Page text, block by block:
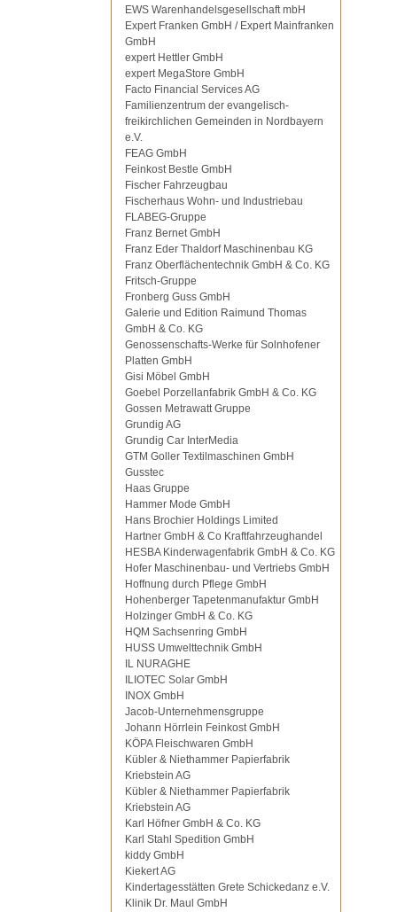
EWS Warenhandelsgesellschaft mbH
Expert Franken GmbH / Expert Mainfranken
GmbH
expert Hettler GmbH
expert MegaStore GmbH
Facto Financial Services AG
Familienzentrum der evangelisch-
freikirchlichen Gemeinden in Nordbayern
e.V.
FEAG GmbH
Feinkost Bestle GmbH
Fischer Fahrzeugbau
Fischerhaus Wohn- und Industriebau
FLABEG-Gruppe
Franz Bernet GmbH
Franz Eder Thaldorf Maschinenbau KG
Franz Oberflächentechnik GmbH & Co. KG
Fritsch-Gruppe
Fronberg Guss GmbH
Galerie und Edition Raimund Thomas
GmbH & Co. KG
Genossenschafts-Werke für Solnhofener
Platten GmbH
Gisi Möbel GmbH
Goebel Porzellanfabrik GmbH & Co. KG
Gossen Metrawatt Gruppe
Grundig AG
Grundig Car InterMedia
GTM Goller Textilmaschinen GmbH
Gusstec
Haas Gruppe
Hammer Mode GmbH
Hans Brochier Holdings Limited
Hartner GmbH & Co Kraftfahrzeughandel
HESBA Kinderwagenfabrik GmbH & Co. KG
Hofer Maschinenbau- und Vertriebs GmbH
Hoffnung durch Pflege GmbH
Hohenberger Tapetenmanufaktur GmbH
Holzinger GmbH & Co. KG
HQM Sachsenring GmbH
HUSS Umwelttechnik GmbH
IL NURAGHE
ILIOTEC Solar GmbH
INOX GmbH
Jacob-Unternehmensgruppe
Johann Hörrlein Feinkost GmbH
KÖPA Fleischwaren GmbH
Kübler & Niethammer Papierfabrik
Kriebstein AG
Kübler & Niethammer Papierfabrik
Kriebstein AG
Karl Höfner GmbH & Co. KG
Karl Stahl Spedition GmbH
kiddy GmbH
Kiekert AG
Kindertagesstätten Grete Schickedanz e.V.
Klinik Dr. Maul GmbH